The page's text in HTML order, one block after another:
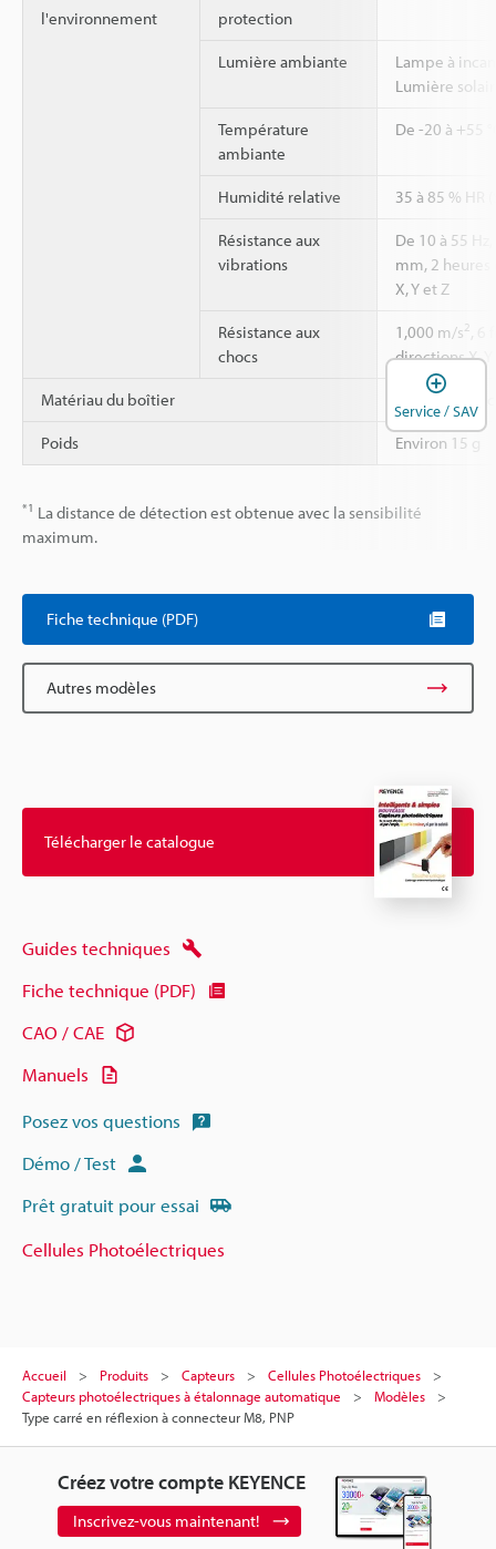
l'environnement
protection
Lumière ambiante
Lampe à
Lumière
Température
ambiante
De -20 à +55
Humidité relative 35 à 85 % HR
Résistance aux
vibrations
De 10 à 55
mm, 2 heures
X, Y et Z
Résistance aux
chocs
1,000 m/s2
directions X,
Matériau du boîtier Résine
Poids Environ 15 g
*1 La distance de détection est obtenue avec la sensibilité
maximum.
Fiche technique (PDF)
Autres modèles
Télécharger le catalogue
Guides techniques
Fiche technique (PDF)
CAO / CAE
Manuels
Posez vos questions
Démo / Test
Prêt gratuit pour essai
Cellules Photoélectriques
Accueil Produits Capteurs
Cellules Photoélectriques
Capteurs photoélectriques à étalonnage automatique
Modèles
Type carré en réflexion à connecteur M8, PNP
Créez votre compte KEYENCE
Inscrivez-vous maintenant!
Service / SAV